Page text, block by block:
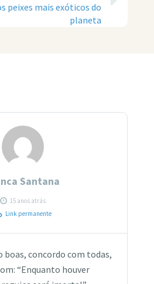
peixes mais exóticos do
planeta
Santana
15 anos atrás
Link permanente
concordo com todas,
“Enquanto houver